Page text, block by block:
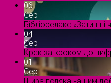
06
Сер
Бібліорелакс «Затишні
04
Сер
Крок за кроком до
01
Сер
Щира подяка нашим